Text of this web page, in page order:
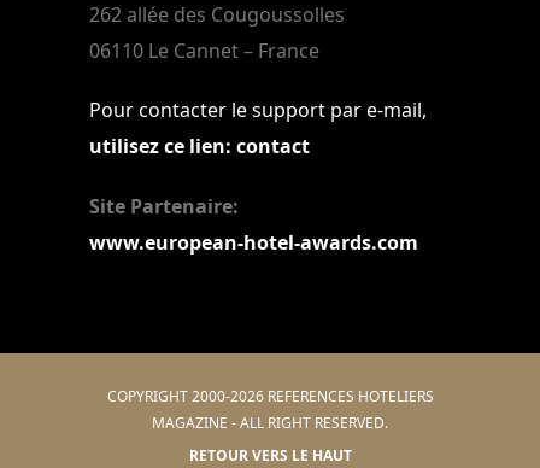
262 allée des Cougoussolles
06110 Le Cannet – France
Pour contacter le support par e-mail,
utilisez ce lien: contact
Site Partenaire:
www.european-hotel-awards.com
COPYRIGHT 2000-2026 REFERENCES HOTELIERS
MAGAZINE - ALL RIGHT RESERVED.
RETOUR VERS LE HAUT